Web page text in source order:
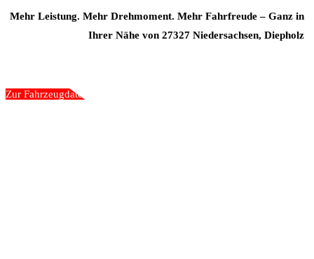
Mehr Leistung. Mehr Drehmoment. Mehr Fahrfreude – Ganz in
Ihrer Nähe von 27327 Niedersachsen, Diepholz
Zur Fahrzeugdatenbank